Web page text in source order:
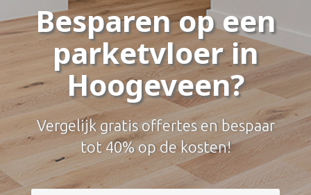
Besparen op een
parketvloer in
Hoogeveen?
Vergelijk gratis offertes en bespaar
tot 40% op de kosten!